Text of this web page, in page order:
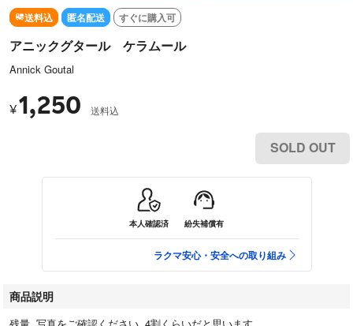
送料込 匿名配送 すぐに購入可
アニックグタール ケラムール
Annick Goutal
¥1,250 送料込
SOLD OUT
本人確認済 紛失補償有
ラクマ安心・安全への取り組み
商品説明